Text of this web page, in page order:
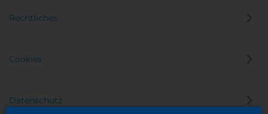
Rechtliches
Cookies
Datenschutz